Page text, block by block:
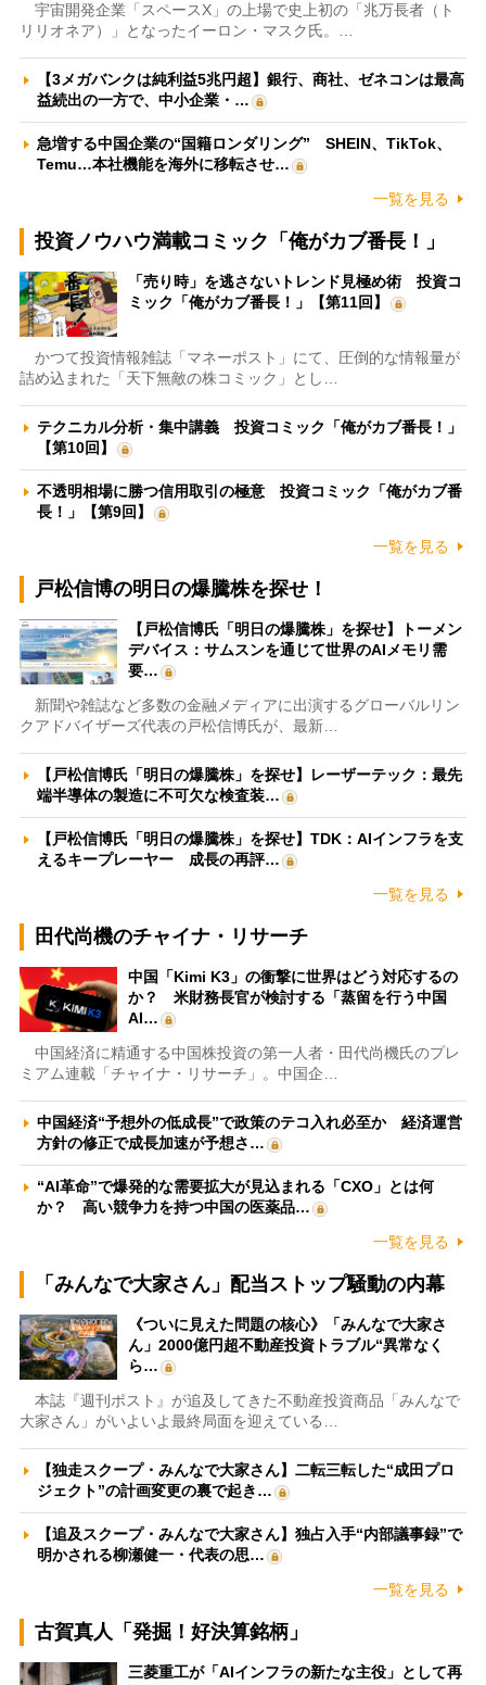
宇宙開発企業「スペースX」の上場で史上初の「兆万長者（ト
リリオネア）」となったイーロン・マスク氏。…
【3メガバンクは純利益5兆円超】銀行、商社、ゼネコンは最高
益続出の一方で、中小企業・…
急増する中国企業の“国籍ロンダリング” SHEIN、TikTok、
Temu…本社機能を海外に移転させ…
一覧を見る
投資ノウハウ満載コミック「俺がカブ番長！」
「売り時」を逃さないトレンド見極め術 投資コ
ミック「俺がカブ番長！」【第11回】
かつて投資情報雑誌「マネーポスト」にて、圧倒的な情報量が
詰め込まれた「天下無敵の株コミック」とし…
テクニカル分析・集中講義 投資コミック「俺がカブ番長！」
【第10回】
不透明相場に勝つ信用取引の極意 投資コミック「俺がカブ番
長！」【第9回】
一覧を見る
戸松信博の明日の爆騰株を探せ！
【戸松信博氏「明日の爆騰株」を探せ】トーメン
デバイス：サムスンを通じて世界のAIメモリ需
要…
新聞や雑誌など多数の金融メディアに出演するグローバルリン
クアドバイザーズ代表の戸松信博氏が、最新…
【戸松信博氏「明日の爆騰株」を探せ】レーザーテック：最先
端半導体の製造に不可欠な検査装…
【戸松信博氏「明日の爆騰株」を探せ】TDK：AIインフラを支
えるキープレーヤー 成長の再評…
一覧を見る
田代尚機のチャイナ・リサーチ
中国「Kimi K3」の衝撃に世界はどう対応するの
か？ 米財務長官が検討する「蒸留を行う中国
AI…
中国経済に精通する中国株投資の第一人者・田代尚機氏のプレ
ミアム連載「チャイナ・リサーチ」。中国企…
中国経済“予想外の低成長”で政策のテコ入れ必至か 経済運営
方針の修正で成長加速が予想さ…
“AI革命”で爆発的な需要拡大が見込まれる「CXO」とは何
か？ 高い競争力を持つ中国の医薬品…
一覧を見る
「みんなで大家さん」配当ストップ騒動の内幕
《ついに見えた問題の核心》「みんなで大家さ
ん」2000億円超不動産投資トラブル“異常なく
ら…
本誌『週刊ポスト』が追及してきた不動産投資商品「みんなで
大家さん」がいよいよ最終局面を迎えている…
【独走スクープ・みんなで大家さん】二転三転した“成田プロ
ジェクト”の計画変更の裏で起き…
【追及スクープ・みんなで大家さん】独占入手“内部議事録”で
明かされる柳瀬健一・代表の思…
一覧を見る
古賀真人「発掘！好決算銘柄」
三菱重工が「AIインフラの新たな主役」として再